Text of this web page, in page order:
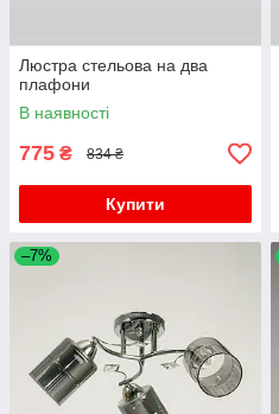
Люстра стельова на два
плафони
В наявності
775 ₴ 834 ₴
Купити
–7%